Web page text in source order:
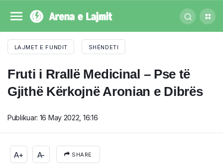
LAJMET E FUNDIT SHËNDETI
Fruti i Rrallë Medicinal – Pse të
Gjithë Kërkojnë Aronian e Dibrës
Publikuar: 16 May 2022, 16:16
A+ A- SHARE